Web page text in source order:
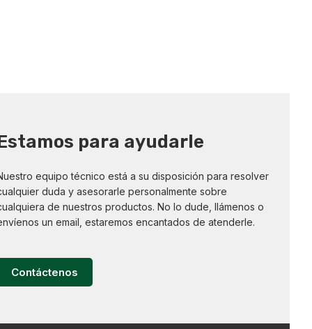
para ayudarle
equipo técnico está a su disposición para resolver
duda y asesorarle personalmente sobre
de nuestros productos. No lo dude, llámenos o
un email, estaremos encantados de atenderle.
Contáctenos